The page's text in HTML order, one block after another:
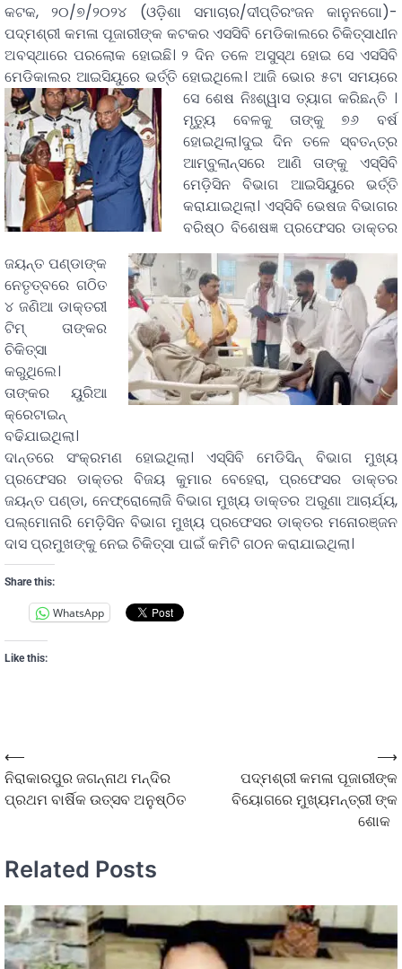
କଟକ, ୨୦/୭/୨୦୨୪ (ଓଡ଼ିଶା ସମାଚାର/ଦୀପ୍ତିରଂଜନ କାନୁନଗୋ)-
ପଦ୍ମଶ୍ରୀ କମଳା ପୂଜାରୀଙ୍କ କଟକର ଏସସିବି ମେଡିକାଲରେ ଚିକିତ୍ସାଧୀନ
ଅବସ୍ଥାରେ ପରଲୋକ ହୋଇଛି। ୨ ଦିନ ତଳେ ଅସୁସ୍ଥ ହୋଇ ସେ ଏସସିବି
ମେଡିକାଲର ଆଇସିୟୁରେ ଭର୍ତ୍ତି ହୋଇଥିଲେ। ଆଜି ଭୋର ୫ଟା ସମୟରେ
ସେ ଶେଷ ନିଃଶ୍ୱାସ ତ୍ୟାଗ କରିଛନ୍ତି ।
ମୃତ୍ୟୁ ବେଳକୁ ତାଙ୍କୁ ୭୬ ବର୍ଷ
ହୋଇଥିଲା।ଦୁଇ ଦିନ ତଳେ ସ୍ବତନ୍ତ୍ର
ଆମ୍ବୁଲାନ୍ସରେ ଆଣି ତାଙ୍କୁ ଏସ୍‌ସିବି
ମେଡ଼ିସିନ ବିଭାଗ ଆଇସିୟୁରେ ଭର୍ତ୍ତି
କରାଯାଇଥିଲା। ଏସ୍‌ସିବି ଭେଷଜ ବିଭାଗର
ବରିଷ୍ଠ ବିଶେଷଜ୍ଞ ପ୍ରଫେସର ଡାକ୍ତର
ଜୟନ୍ତ ପଣ୍ଡାଙ୍କ
ନେତୃତ୍ବରେ ଗଠିତ
୪ ଜଣିଆ ଡାକ୍ତରୀ
ଟିମ୍ ତାଙ୍କର
ଚିକିତ୍ସା
କରୁଥିଲେ।
ତାଙ୍କର ୟୁରିଆ
କ୍ରେଟାଇନ୍‌
ବଢିଯାଇଥିଲା।
ଦାନ୍ତରେ ସଂକ୍ରମଣ ହୋଇଥିଲା। ଏସ୍‌ସିବି ମେଡିସିନ୍‌ ବିଭାଗ ମୁଖ୍ୟ
ପ୍ରଫେସର ଡାକ୍ତର ବିଜୟ କୁମାର ବେହେରା, ପ୍ରଫେସର ଡାକ୍ତର
ଜୟନ୍ତ ପଣ୍ଡା, ନେଫ୍ରୋଲୋଜି ବିଭାଗ ମୁଖ୍ୟ ଡାକ୍ତର ଅରୁଣା ଆଚାର୍ଯ୍ୟ,
ପଲ୍‌ମୋନାରି ମେଡ଼ିସିନ ବିଭାଗ ମୁଖ୍ୟ ପ୍ରଫେସର ଡାକ୍ତର ମନୋରଞ୍ଜନ
ଦାସ ପ୍ରମୁଖଙ୍କୁ ନେଇ ଚିକିତ୍ସା ପାଇଁ କମିଟି ଗଠନ କରାଯାଇଥିଲା।
Share this:
WhatsApp
Like this:
⟵
ନିରାକାରପୁର ଜଗନ୍ନାଥ ମନ୍ଦିର
ପ୍ରଥମ ବାର୍ଷିକ ଉତ୍ସବ ଅନୁଷ୍ଠିତ
ପଦ୍ମଶ୍ରୀ କମଳା ପୂଜାରୀଙ୍କ
ବିୟୋଗରେ ମୁଖ୍ୟମନ୍ତ୍ରୀ ଙ୍କ
ଶୋକ
⟶
Related Posts